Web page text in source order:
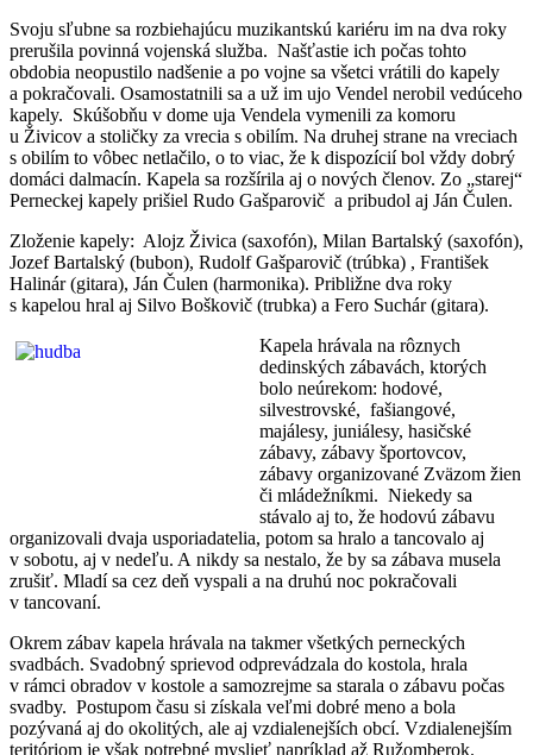
Svoju sľubne sa rozbiehajúcu muzikantskú kariéru im na dva roky
prerušila povinná vojenská služba. Našťastie ich počas tohto
obdobia neopustilo nadšenie a po vojne sa všetci vrátili do kapely
a pokračovali. Osamostatnili sa a už im ujo Vendel nerobil vedúceho
kapely. Skúšobňu v dome uja Vendela vymenili za komoru
u Živicov a stoličky za vrecia s obilím. Na druhej strane na vreciach
s obilím to vôbec netlačilo, o to viac, že k dispozícií bol vždy dobrý
domáci dalmacín. Kapela sa rozšírila aj o nových členov. Zo „starej“
Perneckej kapely prišiel Rudo Gašparovič a pribudol aj Ján Čulen.
Zloženie kapely: Alojz Živica (saxofón), Milan Bartalský (saxofón),
Jozef Bartalský (bubon), Rudolf Gašparovič (trúbka) , František
Halinár (gitara), Ján Čulen (harmonika). Približne dva roky
s kapelou hral aj Silvo Boškovič (trubka) a Fero Suchár (gitara).
Kapela hrávala na rôznych
dedinských zábavách, ktorých
bolo neúrekom: hodové,
silvestrovské, fašiangové,
majálesy, juniálesy, hasičské
zábavy, zábavy športovcov,
zábavy organizované Zväzom žien
či mládežníkmi. Niekedy sa
stávalo aj to, že hodovú zábavu
organizovali dvaja usporiadatelia, potom sa hralo a tancovalo aj
v sobotu, aj v nedeľu. A nikdy sa nestalo, že by sa zábava musela
zrušiť. Mladí sa cez deň vyspali a na druhú noc pokračovali
v tancovaní.
Okrem zábav kapela hrávala na takmer všetkých perneckých
svadbách. Svadobný sprievod odprevádzala do kostola, hrala
v rámci obradov v kostole a samozrejme sa starala o zábavu počas
svadby. Postupom času si získala veľmi dobré meno a bola
pozývaná aj do okolitých, ale aj vzdialenejších obcí. Vzdialenejším
teritóriom je však potrebné myslieť napríklad až Ružomberok.